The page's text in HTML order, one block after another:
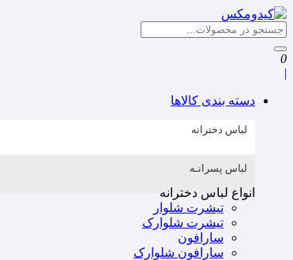
0
|
دسته بندی کالاها
لباس دخترانه
لباس پسرانـه
انواع لباس دخترانه
تیشرت شلوار
تیشرت شلوارک
سارافون
سارافون شلوارک